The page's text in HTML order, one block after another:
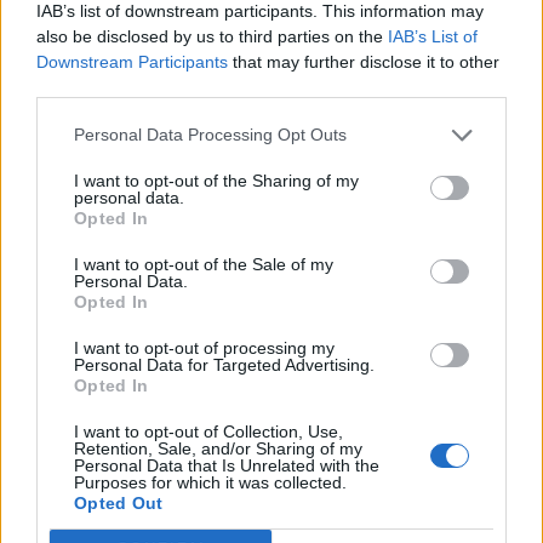
IAB’s list of downstream participants. This information may
also be disclosed by us to third parties on the IAB’s List of
Downstream Participants that may further disclose it to other
Personal Data Processing Opt Outs
I want to opt-out of the Sharing of my
personal data.
Opted In
I want to opt-out of the Sale of my
Personal Data.
Opted In
I want to opt-out of processing my
Personal Data for Targeted Advertising.
Opted In
I want to opt-out of Collection, Use,
Retention, Sale, and/or Sharing of my
Personal Data that Is Unrelated with the
Purposes for which it was collected.
Opted Out
Στις 2 Νοεμβρίου κυκλοφορεί το Conway:
Disappearance at Dahlia View
Οι αστυνομικές ταινίες και τα video games, που
παρουσιάζουν ενδιαφέρον. Αν θέλεις να υποδυθείς τον
επικεφαλής μιας έρευνας, να περπατάς στο σκοτάδι και να
του “The Occupation & Ether One”, τότε η παρακάτω
είδηση μάλλον σε ενδιαφέρει. Η μυστηριώδης εξαφάνιση
από τη Dahlia View Στις 2 Νοεμβρίου 2021 θα
κυκλοφορήσει σε PS5, Xbox Series X/S, PS4, Xbox One,